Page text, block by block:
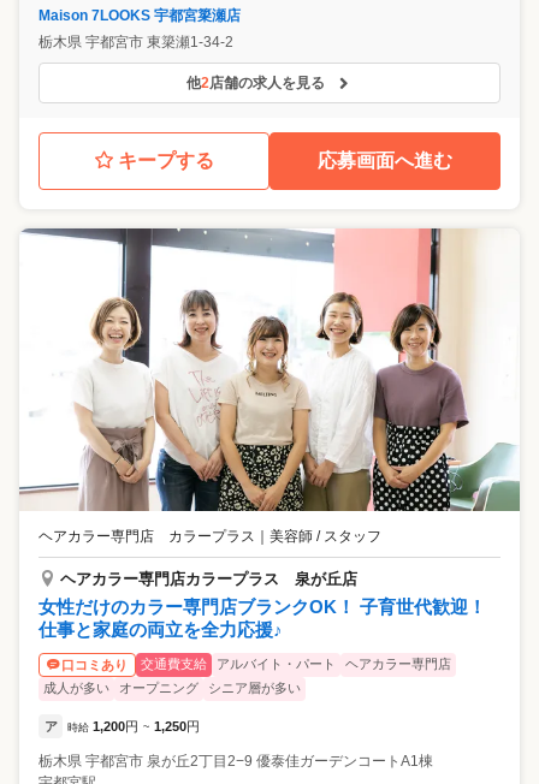
Maison 7LOOKS 宇都宮簗瀬店
栃木県 宇都宮市 東簗瀬1-34-2
他2店舗の求人を見る
キープする 応募画面へ進む
ヘアカラー専門店 カラープラス ｜ 美容師 / スタッフ
ヘアカラー専門店カラープラス 泉が丘店
女性だけのカラー専門店ブランクOK！ 子育世代歓迎！
仕事と家庭の両立を全力応援♪
口コミあり 交通費支給 アルバイト・パート
ヘアカラー専門店
成人が多い
オープニング シニア層が多い
ア 時給 1,200円 ~ 1,250円
栃木県 宇都宮市 泉が丘2丁目2−9 優泰佳ガーデンコートA1棟